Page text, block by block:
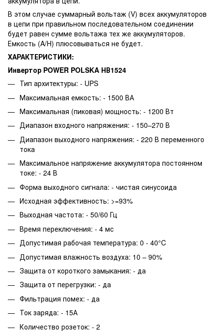
В этом случае суммарный вольтаж (V) всех аккумуляторов
в цепи при правильном последовательном соединении
будет равен сумме вольтажа тех же аккумуляторов.
Емкость (A/H) плюсовываться не будет.
ХАРАКТЕРИСТИКИ:
Инвертор POWER POLSKA НВ1524
Тип архитектуры: - UPS
Максимальная емкость: - 1500 ВА
Максимальная (пиковая) мощность: - 1200 Вт
Диапазон входного напряжения: - 150–270 В
Диапазон выходного напряжения: - 220 В переменного
тока
Максимальное напряжение аккумулятора постоянном
токе: - 24 В
Форма выходного сигнала: - чистая синусоида
Исходная эффективность: >=93%
Выходная частота: - 50/60 Гц
Время переключения: - 4 мс
Допустимая рабочая температура: 0 - 40°C
Допустимая влажность воздуха: 10 – 90%
Защита от короткого замыкания: - да
Защита от перегрузки: - да
Фильтрация помех: - да
Ток заряда: - 15А
Количество розеток: - 2